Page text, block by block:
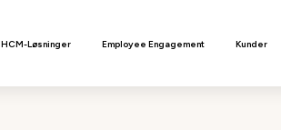
HCM-Løsninger Employee Engagement Kunder